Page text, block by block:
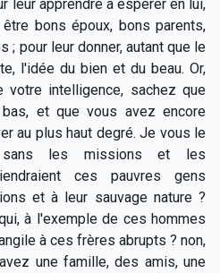
leur apprendre à espérer en lui,
bons époux, bons parents,
; pour leur donner, autant que le
l'idée du bien et du beau. Or,
intelligence, sachez que
et que vous avez encore
au plus haut degré. Je vous le
sans les missions et les
ces pauvres gens
et à leur sauvage nature ?
à l'exemple de ces hommes
à ces frères abrupts ? non,
une famille, des amis, une